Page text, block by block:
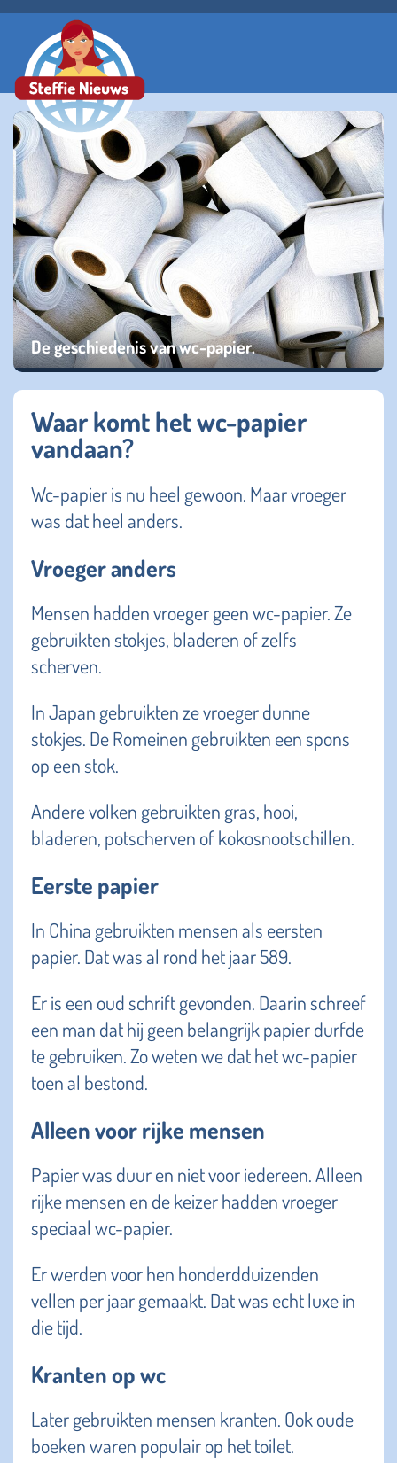
De geschiedenis van wc-papier.
Waar komt het wc-papier
vandaan?
Wc-papier is nu heel gewoon. Maar vroeger
was dat heel anders.
Vroeger anders
Mensen hadden vroeger geen wc-papier. Ze
gebruikten stokjes, bladeren of zelfs
scherven.
In Japan gebruikten ze vroeger dunne
stokjes. De Romeinen gebruikten een spons
op een stok.
Andere volken gebruikten gras, hooi,
bladeren, potscherven of kokosnootschillen.
Eerste papier
In China gebruikten mensen als eersten
papier. Dat was al rond het jaar 589.
Er is een oud schrift gevonden. Daarin schreef
een man dat hij geen belangrijk papier durfde
te gebruiken. Zo weten we dat het wc-papier
toen al bestond.
Alleen voor rijke mensen
Papier was duur en niet voor iedereen. Alleen
rijke mensen en de keizer hadden vroeger
speciaal wc-papier.
Er werden voor hen honderdduizenden
vellen per jaar gemaakt. Dat was echt luxe in
die tijd.
Kranten op wc
Later gebruikten mensen kranten. Ook oude
boeken waren populair op het toilet.